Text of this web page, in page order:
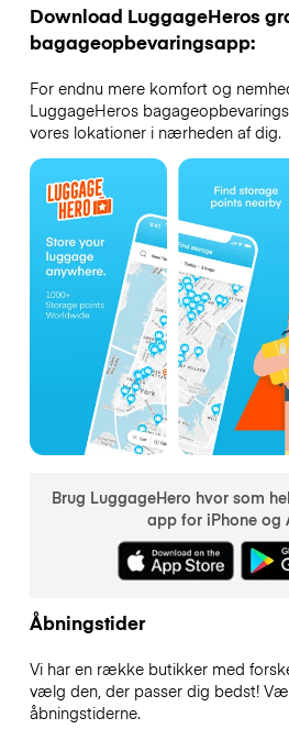
Download LuggageHeros
bagageopbevaringsapp:
For endnu mere komfort og
LuggageHeros
vores lokationer i nærheden af dig.
Brug LuggageHero hvor som
app for iPhone og
Åbningstider
Vi har en række butikker med
vælg den, der passer dig bedst!
åbningstiderne.